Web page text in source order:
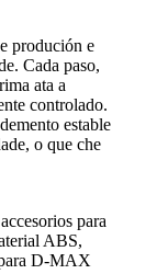
produción e
Cada paso,
ata a
controlado.
estable
o que che